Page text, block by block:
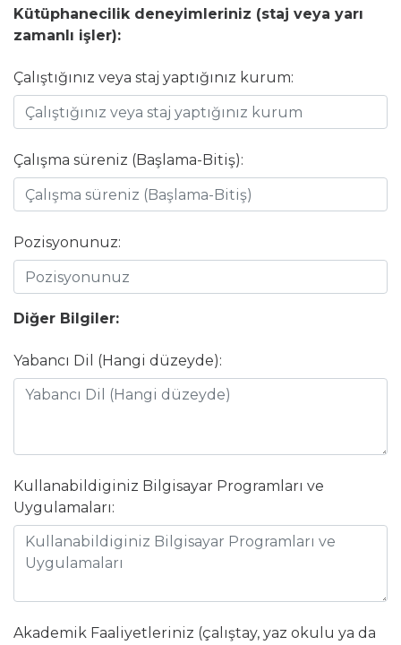
Kütüphanecilik deneyimleriniz (staj veya yarı
zamanlı işler):
Çalıştığınız veya staj yaptığınız kurum:
Çalışma süreniz (Başlama-Bitiş):
Pozisyonunuz:
Diğer Bilgiler:
Yabancı Dil (Hangi düzeyde):
Kullanabildiginiz Bilgisayar Programları ve
Uygulamaları:
Akademik Faaliyetleriniz (çalıştay, yaz okulu ya da